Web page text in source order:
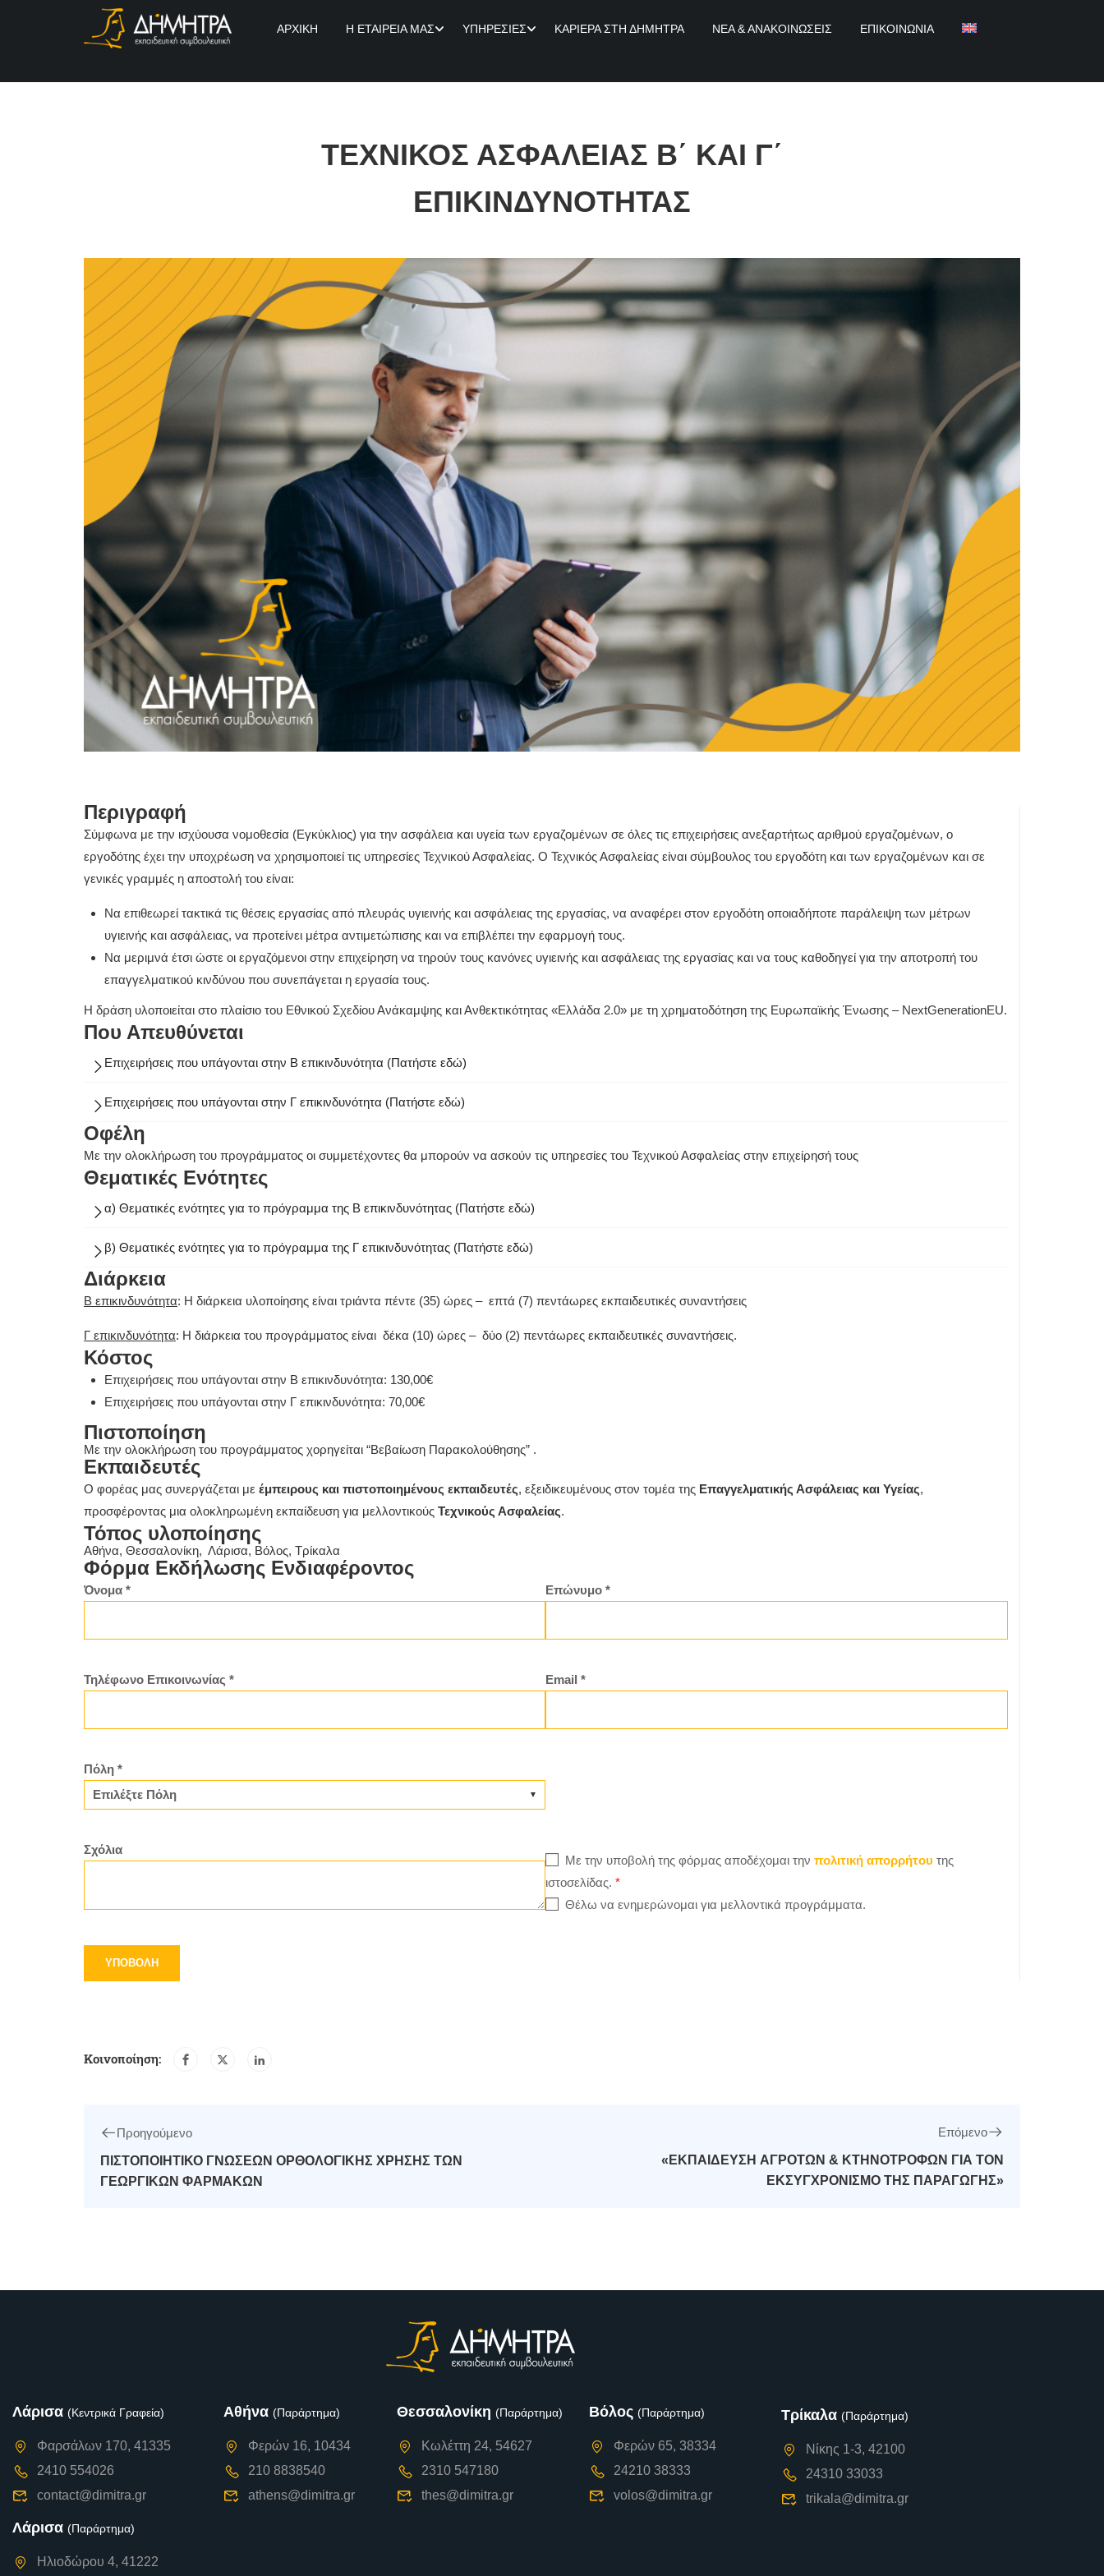
ΑΡΧΙΚΉ Η ΕΤΑΙΡΕΊΑ ΜΑΣ ΥΠΗΡΕΣΊΕΣ ΚΑΡΙΈΡΑ ΣΤΗ ΔΉΜΗΤΡΑ ΝΈΑ & ΑΝΑΚΟΙΝΏΣΕΙΣ ΕΠΙΚΟΙΝΩΝΊΑ
ΤΕΧΝΙΚΟΣ ΑΣΦΑΛΕΙΑΣ Β΄ ΚΑΙ Γ΄
ΕΠΙΚΙΝΔΥΝΟΤΗΤΑΣ
Περιγραφή
Σύμφωνα με την ισχύουσα νομοθεσία (Εγκύκλιος) για την ασφάλεια και υγεία των εργαζομένων σε όλες τις επιχειρήσεις ανεξαρτήτως αριθμού εργαζομένων, ο
εργοδότης έχει την υποχρέωση να χρησιμοποιεί τις υπηρεσίες Τεχνικού Ασφαλείας. Ο Τεχνικός Ασφαλείας είναι σύμβουλος του εργοδότη και των εργαζομένων και σε
γενικές γραμμές η αποστολή του είναι:
Να επιθεωρεί τακτικά τις θέσεις εργασίας από πλευράς υγιεινής και ασφάλειας της εργασίας, να αναφέρει στον εργοδότη οποιαδήποτε παράλειψη των μέτρων
υγιεινής και ασφάλειας, να προτείνει μέτρα αντιμετώπισης και να επιβλέπει την εφαρμογή τους.
Να μεριμνά έτσι ώστε οι εργαζόμενοι στην επιχείρηση να τηρούν τους κανόνες υγιεινής και ασφάλειας της εργασίας και να τους καθοδηγεί για την αποτροπή του
επαγγελματικού κινδύνου που συνεπάγεται η εργασία τους.
Η δράση υλοποιείται στο πλαίσιο του Εθνικού Σχεδίου Ανάκαμψης και Ανθεκτικότητας «Ελλάδα 2.0» με τη χρηματοδότηση της Ευρωπαϊκής Ένωσης – NextGenerationEU.
Που Απευθύνεται
Επιχειρήσεις που υπάγονται στην Β επικινδυνότητα (Πατήστε εδώ)
Επιχειρήσεις που υπάγονται στην Γ επικινδυνότητα (Πατήστε εδώ)
Οφέλη
Με την ολοκλήρωση του προγράμματος οι συμμετέχοντες θα μπορούν να ασκούν τις υπηρεσίες του Τεχνικού Ασφαλείας στην επιχείρησή τους
Θεματικές Ενότητες
α) Θεματικές ενότητες για το πρόγραμμα της Β επικινδυνότητας (Πατήστε εδώ)
β) Θεματικές ενότητες για το πρόγραμμα της Γ επικινδυνότητας (Πατήστε εδώ)
Διάρκεια
Β επικινδυνότητα: Η διάρκεια υλοποίησης είναι τριάντα πέντε (35) ώρες – επτά (7) πεντάωρες εκπαιδευτικές συναντήσεις
Γ επικινδυνότητα: Η διάρκεια του προγράμματος είναι δέκα (10) ώρες – δύο (2) πεντάωρες εκπαιδευτικές συναντήσεις.
Κόστος
Επιχειρήσεις που υπάγονται στην Β επικινδυνότητα: 130,00€
Επιχειρήσεις που υπάγονται στην Γ επικινδυνότητα: 70,00€
Πιστοποίηση
Με την ολοκλήρωση του προγράμματος χορηγείται “Βεβαίωση Παρακολούθησης” .
Εκπαιδευτές
Ο φορέας μας συνεργάζεται με έμπειρους και πιστοποιημένους εκπαιδευτές, εξειδικευμένους στον τομέα της Επαγγελματικής Ασφάλειας και Υγείας,
προσφέροντας μια ολοκληρωμένη εκπαίδευση για μελλοντικούς Τεχνικούς Ασφαλείας.
Τόπος υλοποίησης
Αθήνα, Θεσσαλονίκη, Λάρισα, Βόλος, Τρίκαλα
Φόρμα Εκδήλωσης Ενδιαφέροντος
Όνομα * Επώνυμο *
Τηλέφωνο Επικοινωνίας * Email *
Πόλη *
Σχόλια
Με την υποβολή της φόρμας αποδέχομαι τηνπολιτική απορρήτου της
ιστοσελίδας.*
Θέλω να ενημερώνομαι για μελλοντικά προγράμματα.
Κοινοποίηση:
Προηγούμενο
ΠΙΣΤΟΠΟΙΗΤΙΚΟ ΓΝΩΣΕΩΝ ΟΡΘΟΛΟΓΙΚΗΣ ΧΡΗΣΗΣ ΤΩΝ
ΓΕΩΡΓΙΚΩΝ ΦΑΡΜΑΚΩΝ
Επόμενο
«ΕΚΠΑΙΔΕΥΣΗ ΑΓΡΟΤΩΝ & ΚΤΗΝΟΤΡΟΦΩΝ ΓΙΑ ΤΟΝ
ΕΚΣΥΓΧΡΟΝΙΣΜΟ ΤΗΣ ΠΑΡΑΓΩΓΗΣ»
Λάρισα (Κεντρικά Γραφεία)
Φαρσάλων 170, 41335
2410 554026
contact@dimitra.gr
Λάρισα (Παράρτημα)
Ηλιοδώρου 4, 41222
Αθήνα (Παράρτημα)
Φερών 16, 10434
210 8838540
athens@dimitra.gr
Θεσσαλονίκη (Παράρτημα)
Κωλέττη 24, 54627
2310 547180
thes@dimitra.gr
Βόλος (Παράρτημα)
Φερών 65, 38334
24210 38333
volos@dimitra.gr
Τρίκαλα (Παράρτημα)
Νίκης 1-3, 42100
24310 33033
trikala@dimitra.gr